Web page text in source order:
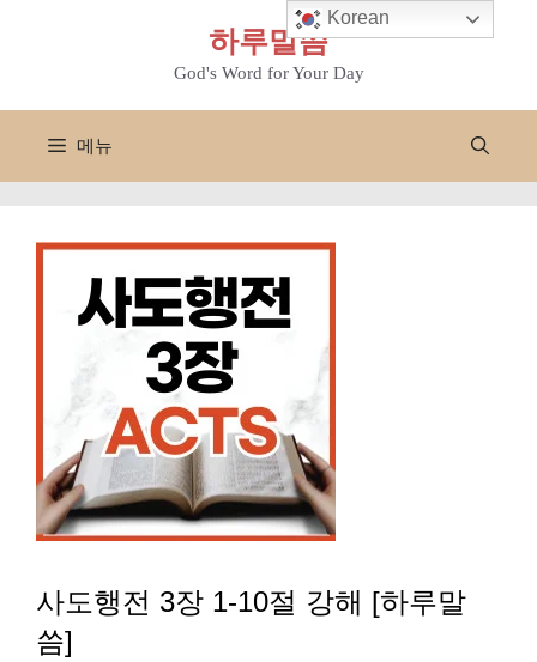
하루말씀
God's Word for Your Day
메뉴
사도행전 3장 1-10절 강해 [하루말
씀]
Korean